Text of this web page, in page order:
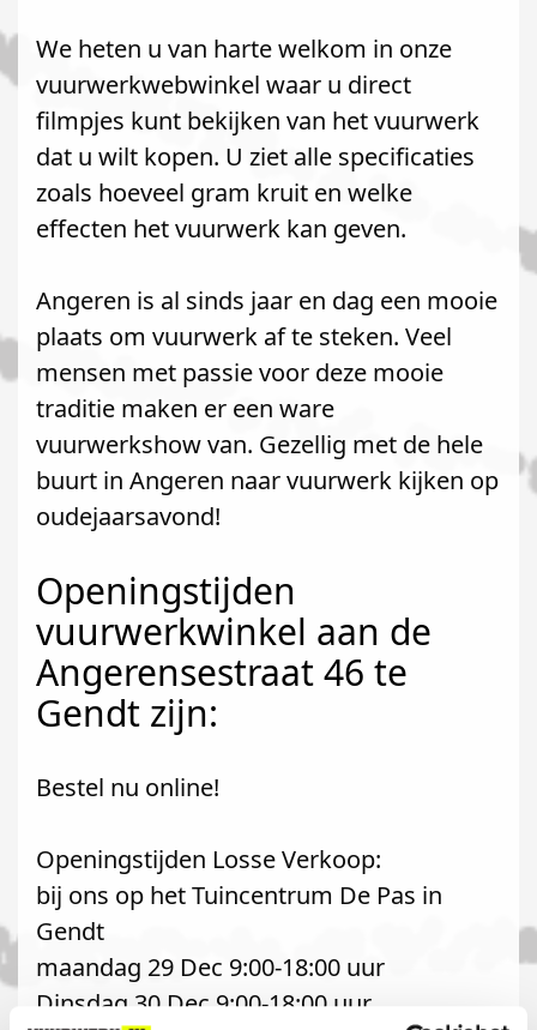
We heten u van harte welkom in onze
vuurwerkwebwinkel waar u direct
filmpjes kunt bekijken van het vuurwerk
dat u wilt kopen. U ziet alle specificaties
zoals hoeveel gram kruit en welke
effecten het vuurwerk kan geven.
Angeren is al sinds jaar en dag een mooie
plaats om vuurwerk af te steken. Veel
mensen met passie voor deze mooie
traditie maken er een ware
vuurwerkshow van. Gezellig met de hele
buurt in Angeren naar vuurwerk kijken op
oudejaarsavond!
Openingstijden
vuurwerkwinkel aan de
Angerensestraat 46 te
Gendt zijn:
Bestel nu online!
Openingstijden Losse Verkoop:
bij ons op het Tuincentrum De Pas in
Gendt
maandag 29 Dec 9:00-18:00 uur
Dinsdag 30 Dec 9:00-18:00 uur